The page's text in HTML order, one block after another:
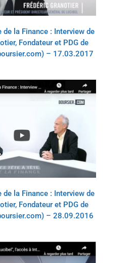
de la Finance : Interview de
Fondateur et PDG de
– 17.03.2017
de la Finance : Interview de
Fondateur et PDG de
– 28.09.2016